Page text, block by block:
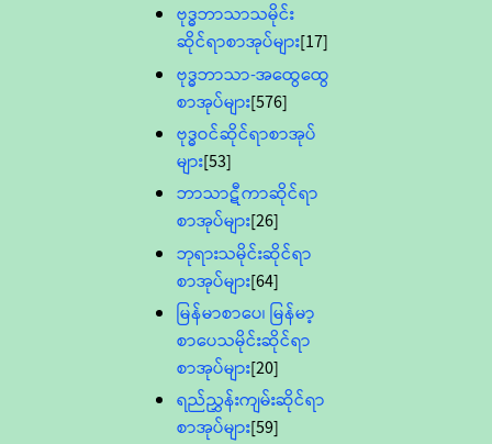
ဗုဒ္ဓဘာသာသမိုင်း
ဆိုင်ရာစာအုပ်များ[17]
ဗုဒ္ဓဘာသာ-အထွေထွေ
စာအုပ်များ[576]
ဗုဒ္ဓဝင်ဆိုင်ရာစာအုပ်
များ[53]
ဘာသာဋီကာဆိုင်ရာ
စာအုပ်များ[26]
ဘုရားသမိုင်းဆိုင်ရာ
စာအုပ်များ[64]
မြန်မာစာပေ၊ မြန်မာ့
စာပေသမိုင်းဆိုင်ရာ
စာအုပ်များ[20]
ရည်ညွှန်းကျမ်းဆိုင်ရာ
စာအုပ်များ[59]